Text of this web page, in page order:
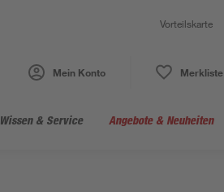
Vorteilskarte
Mein Konto Merkliste
Wissen & Service Angebote & Neuheiten